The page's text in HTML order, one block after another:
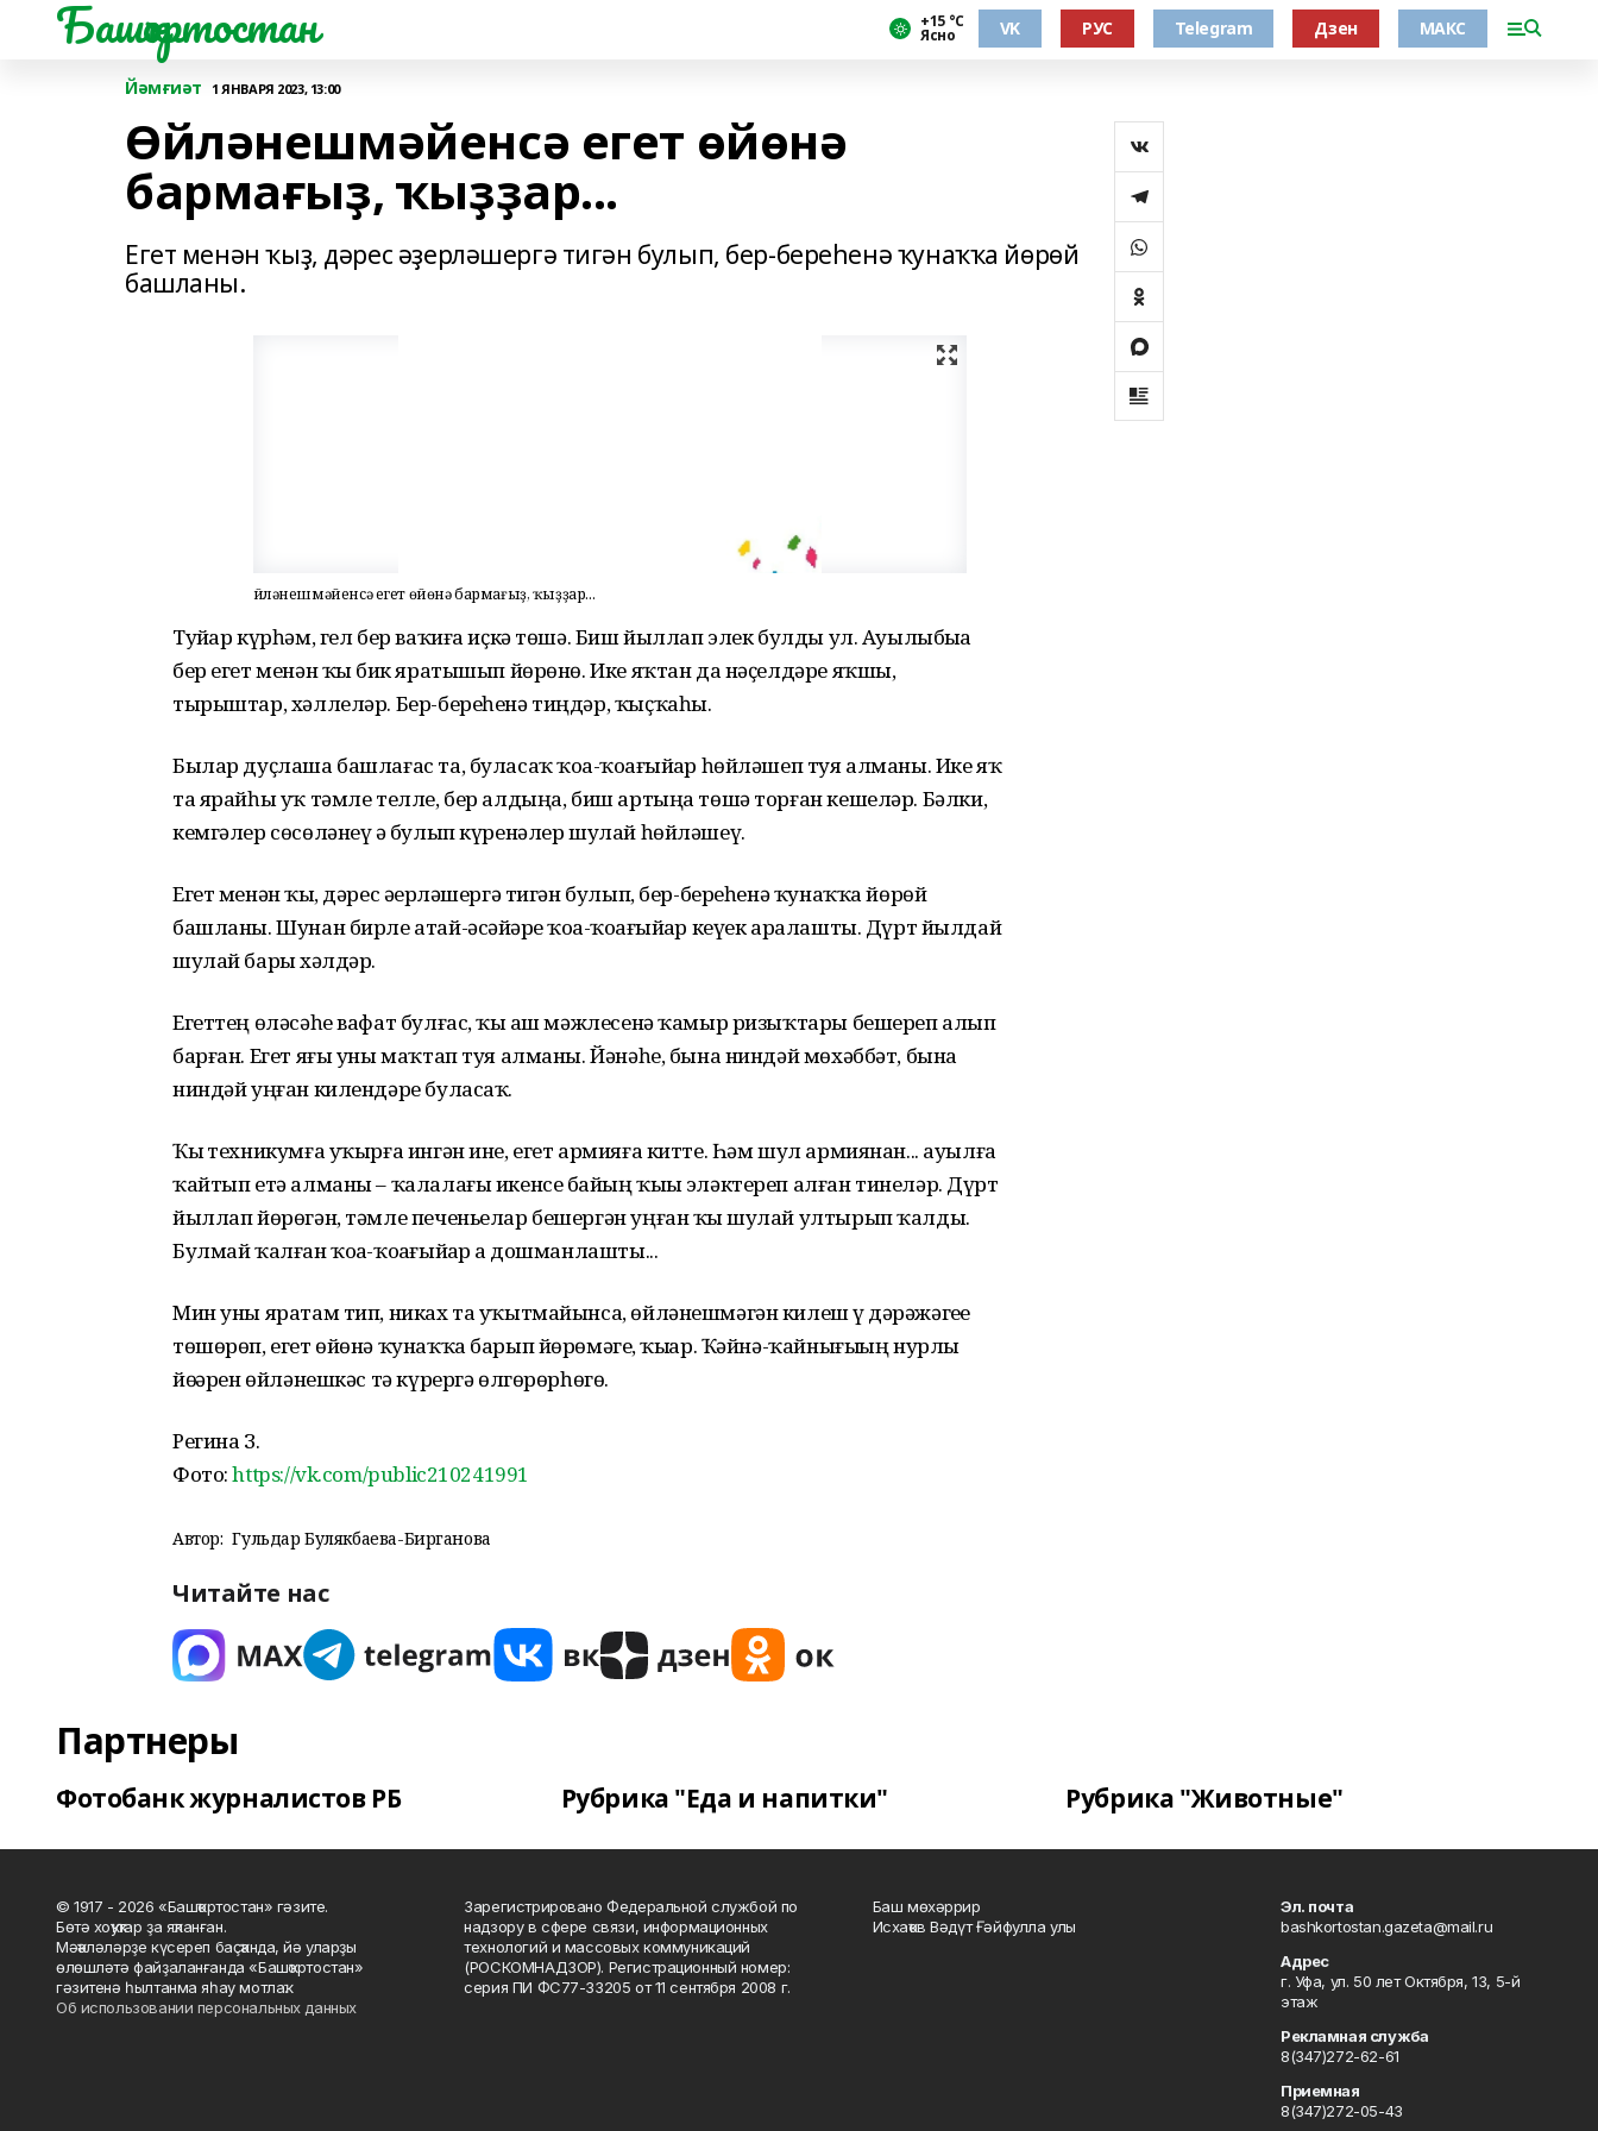
Башҡортостан +15 °С
Ясно VK РУС Telegram Дзен МАКС
Йәмғиәт 1 ЯНВАРЯ 2023, 13:00
Өйләнешмәйенсә егет өйөнә
бармағыҙ, ҡыҙҙар...
Егет менән ҡыҙ, дәрес әҙерләшергә тигән булып, бер-береһенә ҡунаҡҡа йөрөй
башланы.
Өйләнешмәйенсә егет өйөнә бармағыҙ, ҡыҙҙар...
Туйҙар күрһәм, гел бер ваҡиға иҫкә төшә. Биш йыллап элек булды ул. Ауылыбыҙҙа
бер егет менән ҡыҙ бик яратышып йөрөнө. Ике яҡтан да нәҫелдәре яҡшы,
тырыштар, хәллеләр. Бер-береһенә тиңдәр, ҡыҫҡаһы.
Былар дуҫлаша башлағас та, буласаҡ ҡоҙа-ҡоҙағыйҙар һөйләшеп туя алманы. Ике яҡ
та ярайһы уҡ тәмле телле, бер алдыңа, биш артыңа төшә торған кешеләр. Бәлки,
кемгәлер сөсөләнеү ҙә булып күренәлер шулай һөйләшеү.
Егет менән ҡыҙ, дәрес әҙерләшергә тигән булып, бер-береһенә ҡунаҡҡа йөрөй
башланы. Шунан бирле атай-әсәйҙәре ҡоҙа-ҡоҙағыйҙар кеүек аралашты. Дүрт йылдай
шулай барҙы хәлдәр.
Егеттең өләсәһе вафат булғас, ҡыҙ аш мәжлесенә ҡамыр ризыҡтары бешереп алып
барған. Егет яғы уны маҡтап туя алманы. Йәнәһе, бына ниндәй мөхәббәт, бына
ниндәй уңған килендәре буласаҡ.
Ҡыҙ техникумға уҡырға ингән ине, егет армияға китте. Һәм шул армиянан... ауылға
ҡайтып етә алманы – ҡалалағы икенсе байҙың ҡыҙы эләктереп алған тинеләр. Дүрт
йыллап йөрөгән, тәмле печеньелар бешергән уңған ҡыҙ шулай ултырып ҡалды.
Булмай ҡалған ҡоҙа-ҡоҙағыйҙар ҙа дошманлашты...
Мин уны яратам тип, никах та уҡытмайынса, өйләнешмәгән килеш үҙ дәрәжәгеҙҙе
төшөрөп, егет өйөнә ҡунаҡҡа барып йөрөмәгеҙ, ҡыҙҙар. Ҡәйнә-ҡайнығыҙҙың нурлы
йөҙҙәрен өйләнешкәс тә күрергә өлгөрөрһөгөҙ.
Регина З.
Фото:https://vk.com/public210241991
Автор: Гульдар Булякбаева-Бирганова
Читайте нас
Партнеры
Фотобанк журналистов РБ Рубрика "Еда и напитки" Рубрика "Животные"
© 1917 - 2026 «Башҡортостан» гәзите.
Бөтә хоҡуҡтар ҙа яҡланған.
Мәҡәләләрҙе күсереп баҫҡанда, йә уларҙы
өлөшләтә файҙаланғанда «Башҡортостан»
гәзитенә һылтанма яһау мотлаҡ.
Об использовании персональных данных
Зарегистрировано Федеральной службой по
надзору в сфере связи, информационных
технологий и массовых коммуникаций
(РОСКОМНАДЗОР). Регистрационный номер:
серия ПИ ФС77-33205 от 11 сентября 2008 г.
Баш мөхәррир
Исхаҡов Вәдүт Ғәйфулла улы
Эл. почта
bashkortostan.gazeta@mail.ru
Адрес
г. Уфа, ул. 50 лет Октября, 13, 5-й
этаж
Рекламная служба
8(347)272-62-61
Приемная
8(347)272-05-43